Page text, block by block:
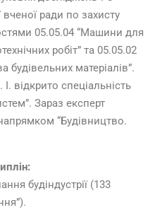
ради по захисту
05.05.04 “Машини для
робіт” та 05.05.02
матеріалів”.
відкрито спеціальність
Зараз експерт
“Будівництво.
будіндустрії (133